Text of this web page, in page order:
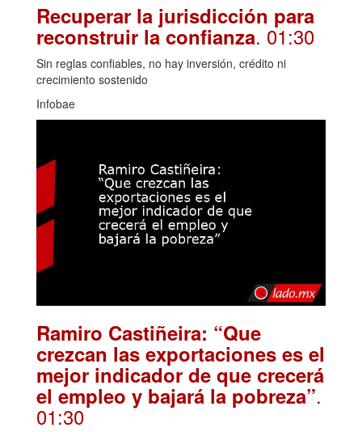
Recuperar la jurisdicción para
reconstruir la confianza. 01:30
Sin reglas confiables, no hay inversión, crédito ni
crecimiento sostenido
Infobae
Ramiro Castiñeira: “Que
crezcan las exportaciones es el
mejor indicador de que crecerá
el empleo y bajará la pobreza”.
01:30